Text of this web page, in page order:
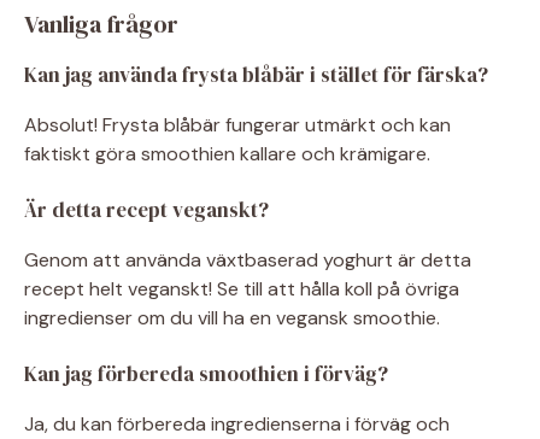
Vanliga frågor
Kan jag använda frysta blåbär i stället för färska?
Absolut! Frysta blåbär fungerar utmärkt och kan
faktiskt göra smoothien kallare och krämigare.
Är detta recept veganskt?
Genom att använda växtbaserad yoghurt är detta
recept helt veganskt! Se till att hålla koll på övriga
ingredienser om du vill ha en vegansk smoothie.
Kan jag förbereda smoothien i förväg?
Ja, du kan förbereda ingredienserna i förväg och